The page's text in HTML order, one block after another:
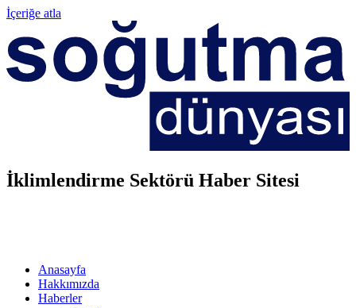
İçeriğe atla
İklimlendirme Sektörü Haber Sitesi
Anasayfa
Hakkımızda
Haberler